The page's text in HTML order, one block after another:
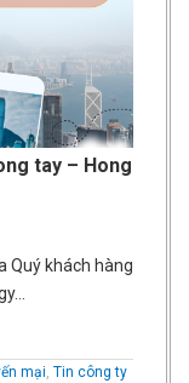
tay – Hong
Quý khách hàng
mại, Tin công ty